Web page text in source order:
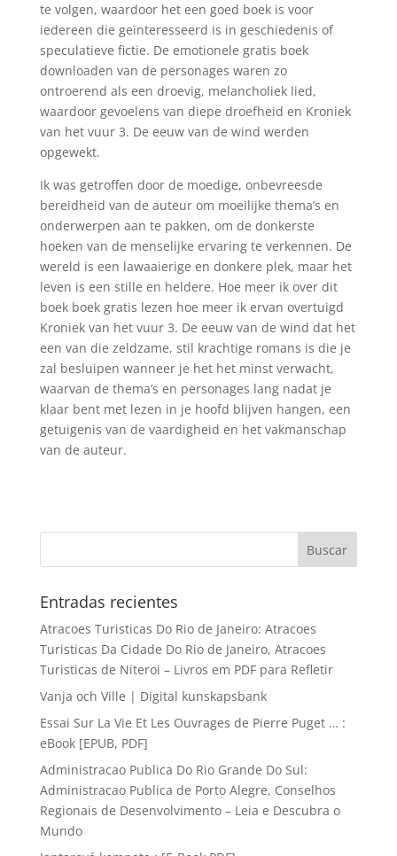
te volgen, waardoor het een goed boek is voor
iedereen die geïnteresseerd is in geschiedenis of
speculatieve fictie. De emotionele gratis boek
downloaden van de personages waren zo
ontroerend als een droevig, melancholiek lied,
waardoor gevoelens van diepe droefheid en Kroniek
van het vuur 3. De eeuw van de wind werden
opgewekt.
Ik was getroffen door de moedige, onbevreesde
bereidheid van de auteur om moeilijke thema’s en
onderwerpen aan te pakken, om de donkerste
hoeken van de menselijke ervaring te verkennen. De
wereld is een lawaaierige en donkere plek, maar het
leven is een stille en heldere. Hoe meer ik over dit
boek boek gratis lezen hoe meer ik ervan overtuigd
Kroniek van het vuur 3. De eeuw van de wind dat het
een van die zeldzame, stil krachtige romans is die je
zal besluipen wanneer je het het minst verwacht,
waarvan de thema’s en personages lang nadat je
klaar bent met lezen in je hoofd blijven hangen, een
getuigenis van de vaardigheid en het vakmanschap
van de auteur.
Entradas recientes
Atracoes Turisticas Do Rio de Janeiro: Atracoes
Turisticas Da Cidade Do Rio de Janeiro, Atracoes
Turisticas de Niteroi – Livros em PDF para Refletir
Vanja och Ville | Digital kunskapsbank
Essai Sur La Vie Et Les Ouvrages de Pierre Puget … :
eBook [EPUB, PDF]
Administracao Publica Do Rio Grande Do Sul:
Administracao Publica de Porto Alegre, Conselhos
Regionais de Desenvolvimento – Leia e Descubra o
Mundo